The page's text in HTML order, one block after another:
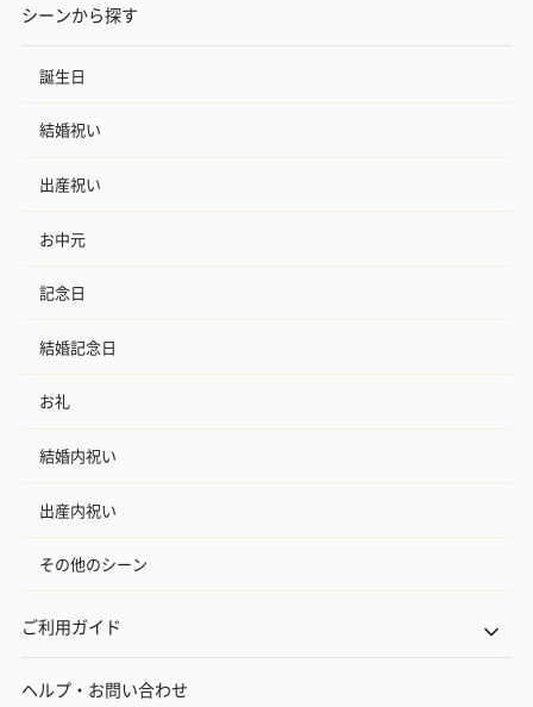
シーンから探す
誕生日
結婚祝い
出産祝い
お中元
記念日
結婚記念日
お礼
結婚内祝い
出産内祝い
その他のシーン
ご利用ガイド
ヘルプ・お問い合わせ